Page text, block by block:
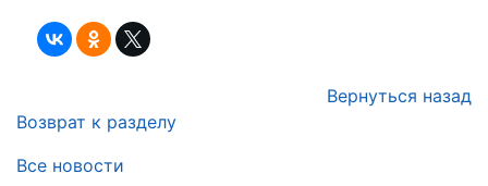
Вернуться назад
Возврат к разделу
Все новости